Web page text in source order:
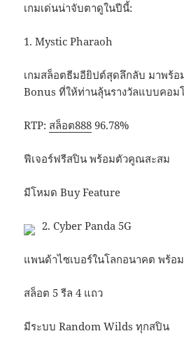
เกมเด่นน่าจับตาดูในปีนี้:
1. Mystic Pharaoh
เกมสล็อตธีมอียิปต์สุดลึกลับ มาพร้
Bonus ที่ให้ท่านลุ้นรางวัลแบบคอ
RTP: สล็อต888 96.78%
ฟีเจอร์ฟรีสปิน พร้อมตัวคูณสะสม
มีโหมด Buy Feature
2. Cyber Panda 5G
แพนด้าไซเบอร์ในโลกอนาคต พร้
สล็อต 5 รีล 4 แถว
มีระบบ Random Wilds ทุกสปิน